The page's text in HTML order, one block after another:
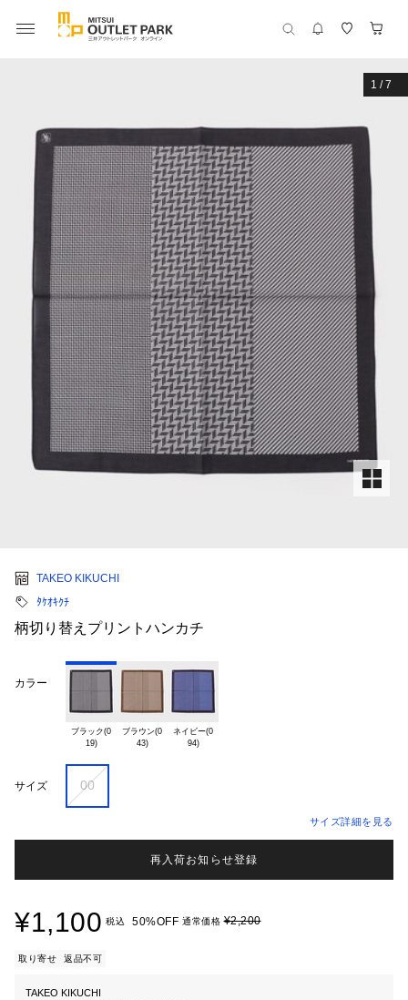
1 /7
TAKEO KIKUCHI
ﾀｹｵｷｸﾁ
柄切り替えプリントハンカチ
カラー
ブラック(0
19)
ブラウン(0
43)
ネイビー(0
94)
サイズ 00
サイズ詳細を見る
再入荷お知らせ登録
¥1,100 税込 50%OFF 通常価格¥2,200
取り寄せ 返品不可
TAKEO KIKUCHI